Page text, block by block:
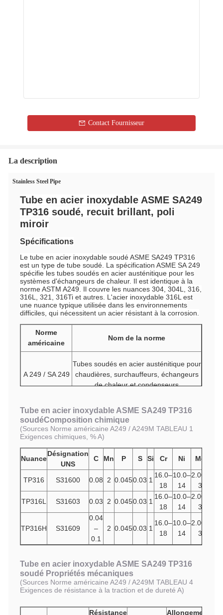
Contact Fournisseur
La description
Stainless Steel Pipe
Tube en acier inoxydable ASME SA249
TP316 soudé, recuit brillant, poli
miroir
Spécifications
Le tube en acier inoxydable soudé ASME SA249 TP316
est un type de tube soudé. La spécification ASME SA 249
spécifie les tubes soudés en acier austénitique pour les
systèmes d'échangeurs de chaleur. Il est identique à la
norme ASTM A249. Il couvre les nuances 304, 304L, 316,
316L, 321, 316Ti et autres. L'acier inoxydable 316L est
une nuance typique utilisée dans les environnements
difficiles, qui nécessitent un acier résistant à la corrosion.
Norme
américaine
Nom de la norme
A 249 / SA 249
Tubes soudés en acier austénitique pour
chaudières, surchauffeurs, échangeurs
de chaleur et condenseurs
Tube en acier inoxydable ASME SA249 TP316
soudéComposition chimique
(Sources Norme américaine A249 / A249M TABLEAU 1
Exigences chimiques, % A)
Nuance
Désignation
UNS
C Mn P S Si Cr Ni Mo
TP316 S31600 0.08 2 0.0450.03 1
16.0–
18
10.0–
14
2.00–
3
TP316L
S31603 0.03 2 0.0450.03 1
16.0–
18
10.0–
14
2.00–
3
TP316H S31609
0.04
–
0.1
2 0.0450.03 1
16.0–
18
10.0–
14
2.00–
3
Tube en acier inoxydable ASME SA249 TP316
soudé Propriétés mécaniques
(Sources Norme américaine A249 / A249M TABLEAU 4
Exigences de résistance à la traction et de dureté A)
Résistance Allongement